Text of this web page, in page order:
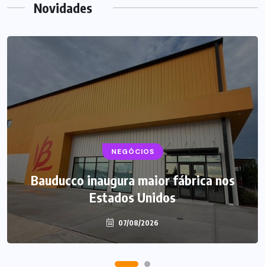
Novidades
NEGÓCIOS
Bauducco inaugura maior fábrica nos
Estados Unidos
07/08/2026